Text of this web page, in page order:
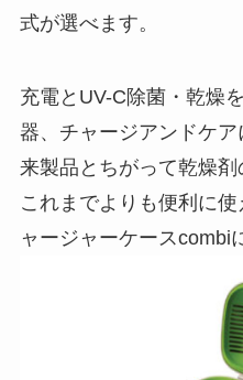
式が選べます。
充電とUV-C除菌・乾燥
器、チャージアンドケ
来製品とちがって乾燥剤
これまでよりも便利に
ャージャーケースcombi